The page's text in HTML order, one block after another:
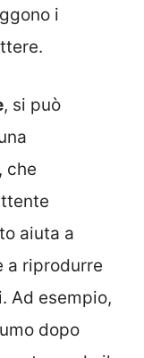
i
, si può
che
aiuta a
a riprodurre
Ad esempio,
dopo